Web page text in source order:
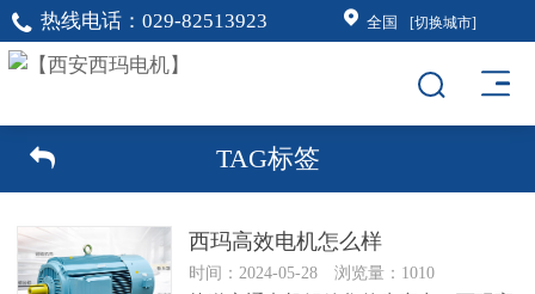
热线电话： 029-82513923 全国 [切换城市]
TAG标签
西玛高效电机怎么样
时间：2024-05-28 浏览量：1010